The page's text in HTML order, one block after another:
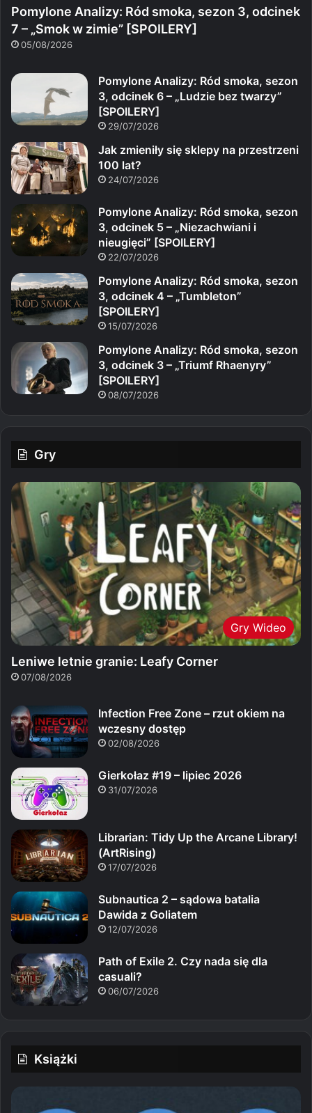
Pomylone Analizy: Ród smoka, sezon 3, odcinek
7 – „Smok w zimie” [SPOILERY]
05/08/2026
Pomylone Analizy: Ród smoka, sezon
3, odcinek 6 – „Ludzie bez twarzy”
[SPOILERY]
29/07/2026
Jak zmieniły się sklepy na przestrzeni
100 lat?
24/07/2026
Pomylone Analizy: Ród smoka, sezon
3, odcinek 5 – „Niezachwiani i
nieugięci” [SPOILERY]
22/07/2026
Pomylone Analizy: Ród smoka, sezon
3, odcinek 4 – „Tumbleton”
[SPOILERY]
15/07/2026
Pomylone Analizy: Ród smoka, sezon
3, odcinek 3 – „Triumf Rhaenyry”
[SPOILERY]
08/07/2026
Gry
Gry Wideo
Leniwe letnie granie: Leafy Corner
07/08/2026
Infection Free Zone – rzut okiem na
wczesny dostęp
02/08/2026
Gierkołaz #19 – lipiec 2026
31/07/2026
Librarian: Tidy Up the Arcane Library!
(ArtRising)
17/07/2026
Subnautica 2 – sądowa batalia
Dawida z Goliatem
12/07/2026
Path of Exile 2. Czy nada się dla
casuali?
06/07/2026
Książki